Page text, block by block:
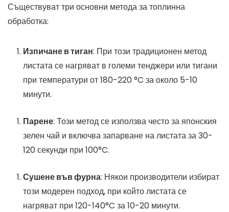
Съществуват три основни метода за топлинна
обработка:
Изпичане в тиган: При този традиционен метод
листата се нагряват в големи тенджери или тигани
при температури от 180-220 °C за около 5-10
минути.
Парене: Този метод се използва често за японския
зелен чай и включва запарване на листата за 30-
120 секунди при 100°C.
Сушене във фурна: Някои производители избират
този модерен подход, при който листата се
нагряват при 120-140°C за 10-20 минути.